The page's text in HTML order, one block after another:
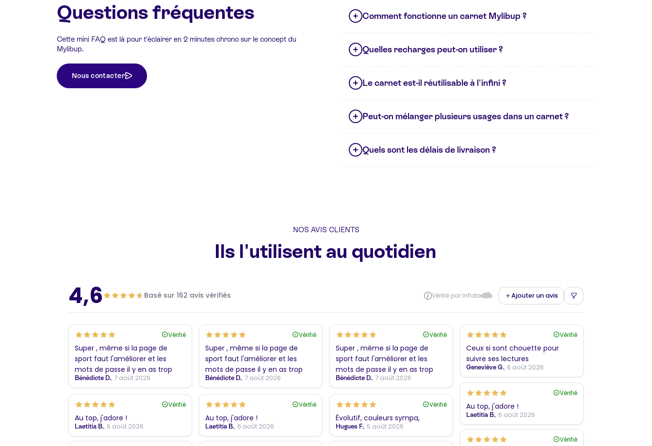
Questions fréquentes
Cette mini FAQ est là pour t’éclairer en 2 minutes chrono sur le concept du
Mylibup.
Nous contacter
Comment fonctionne un carnet Mylibup ?
Quelles recharges peut-on utiliser ?
Le carnet est-il réutilisable à l'infini ?
Peut-on mélanger plusieurs usages dans un carnet ?
Quels sont les délais de livraison ?
NOS AVIS CLIENTS
Ils l'utilisent au quotidien
4,6 Basé sur 162 avis vérifiés Vérifié par Inflate Ajouter un avis
Vérifié
Super , même si la page de
sport faut l'améliorer et les
mots de passe il y en as trop
Bénédicte D., 7 août 2026
Vérifié
Super , même si la page de
sport faut l'améliorer et les
mots de passe il y en as trop
Bénédicte D., 7 août 2026
Vérifié
Super , même si la page de
sport faut l'améliorer et les
mots de passe il y en as trop
Bénédicte D., 7 août 2026
Vérifié
Ceux si sont chouette pour
suivre ses lectures
Geneviève G., 6 août 2026
Vérifié
Au top, j'adore !
Laetitia B., 6 août 2026
Vérifié
Au top, j'adore !
Laetitia B., 6 août 2026
Vérifié
Au top, j'adore !
Laetitia B., 6 août 2026
Vérifié
Évolutif, couleurs sympa,
Hugues F., 5 août 2026
Vérifié